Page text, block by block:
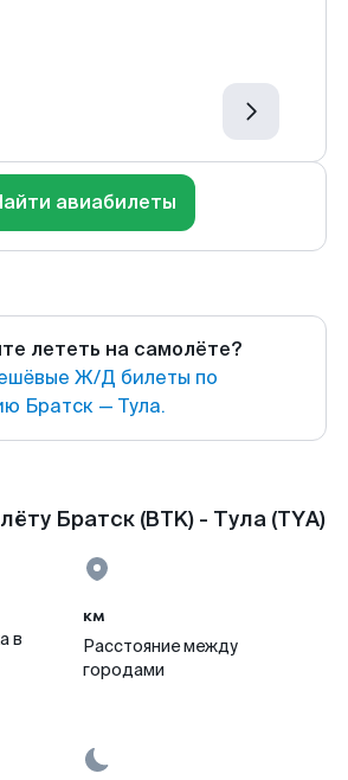
авиабилеты
лететь на самолёте?
Ж/Д билеты по
Братск — Тула.
Братск (BTK) - Тула (TYA)
в
км
Расстояние между
городами